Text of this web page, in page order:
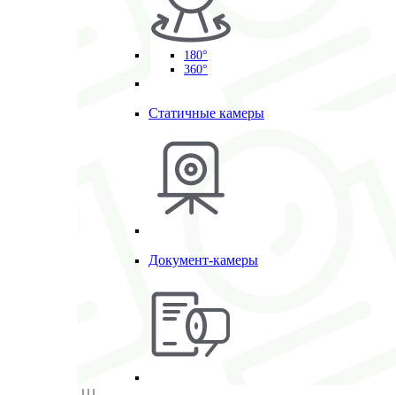
180°
360°
Статичные камеры
Документ-камеры